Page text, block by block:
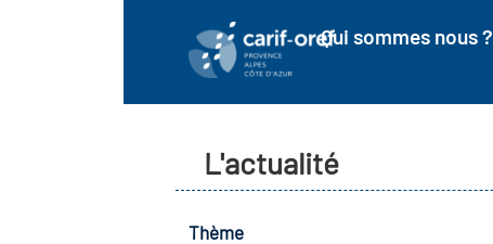
Qui sommes nous ?
L'actualité
Thème